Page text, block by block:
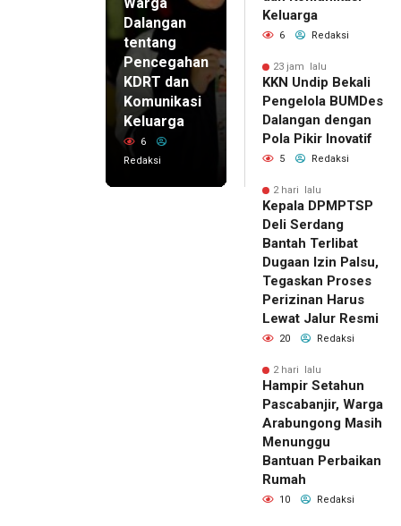
Warga
Dalangan
tentang
Pencegahan
KDRT dan
Komunikasi
Keluarga
6
Redaksi
Keluarga
6 Redaksi
23 jam lalu
KKN Undip Bekali
Pengelola BUMDes
Dalangan dengan
Pola Pikir Inovatif
5 Redaksi
2 hari lalu
Kepala DPMPTSP
Deli Serdang
Bantah Terlibat
Dugaan Izin Palsu,
Tegaskan Proses
Perizinan Harus
Lewat Jalur Resmi
20 Redaksi
2 hari lalu
Hampir Setahun
Pascabanjir, Warga
Arabungong Masih
Menunggu
Bantuan Perbaikan
Rumah
10 Redaksi